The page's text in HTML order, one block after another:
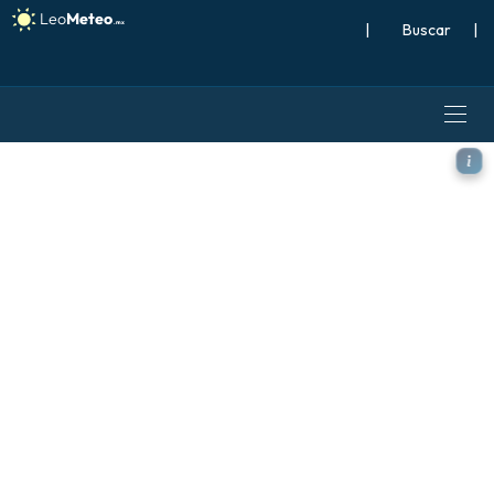
| |
ICON Alemania 2 km